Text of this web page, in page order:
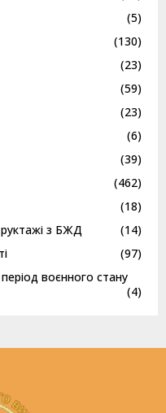
(5)
(130)
(23)
(59)
(23)
(6)
(39)
(462)
(18)
з БЖД
(14)
(97)
воєнного стану
(4)